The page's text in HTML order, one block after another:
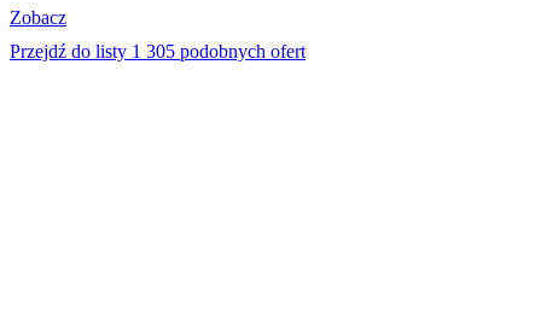
Zobacz
Przejdź do listy 1 305 podobnych ofert